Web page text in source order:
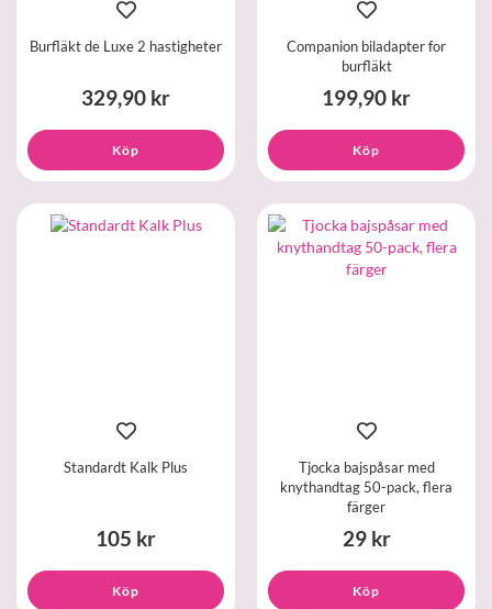
Burfläkt de Luxe 2 hastigheter
329,90 kr
Köp
Companion biladapter for
burfläkt
199,90 kr
Köp
Standardt Kalk Plus
105 kr
Köp
Tjocka bajspåsar med
knythandtag 50-pack, flera
färger
29 kr
Köp